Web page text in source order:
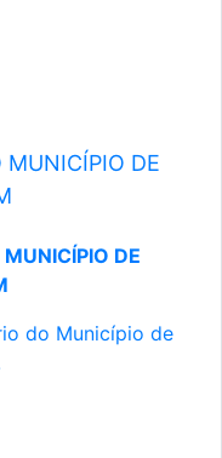
MUNICÍPIO DE
DE
do Município de